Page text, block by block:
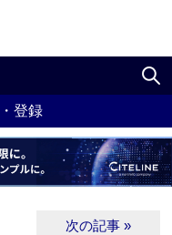
登録
次の記事 »